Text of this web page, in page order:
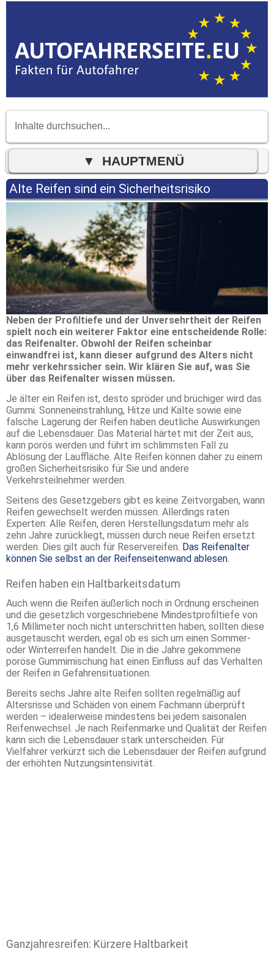
Alte Reifen sind ein Sicherheitsrisiko
Neben der Profiltiefe und der Unversehrtheit der Reifen
spielt noch ein weiterer Faktor eine entscheidende Rolle:
das Reifenalter. Obwohl der Reifen scheinbar
einwandfrei ist, kann dieser aufgrund des Alters nicht
mehr verkehrssicher sein. Wir klären Sie auf, was Sie
über das Reifenalter wissen müssen.
Je älter ein Reifen ist, desto spröder und brüchiger wird das
Gummi. Sonneneinstrahlung, Hitze und Kälte sowie eine
falsche Lagerung der Reifen haben deutliche Auswirkungen
auf die Lebensdauer. Das Material härtet mit der Zeit aus,
kann porös werden und führt im schlimmsten Fall zu
Ablösung der Lauffläche. Alte Reifen können daher zu einem
großen Sicherheitsrisiko für Sie und andere
Verkehrsteilnehmer werden.
Seitens des Gesetzgebers gibt es keine Zeitvorgaben, wann
Reifen gewechselt werden müssen. Allerdings raten
Experten: Alle Reifen, deren Herstellungsdatum mehr als
zehn Jahre zurückliegt, müssen durch neue Reifen ersetzt
werden. Dies gilt auch für Reservereifen. Das Reifenalter
können Sie selbst an der Reifenseitenwand ablesen.
Reifen haben ein Haltbarkeitsdatum
Auch wenn die Reifen äußerlich noch in Ordnung erscheinen
und die gesetzlich vorgeschriebene Mindestprofiltiefe von
1,6 Millimeter noch nicht unterschritten haben, sollten diese
ausgetauscht werden, egal ob es sich um einen Sommer-
oder Winterreifen handelt. Die in die Jahre gekommene
poröse Gummimischung hat einen Einfluss auf das Verhalten
der Reifen in Gefahrensituationen.
Bereits sechs Jahre alte Reifen sollten regelmäßig auf
Altersrisse und Schäden von einem Fachmann überprüft
werden – idealerweise mindestens bei jedem saisonalen
Reifenwechsel. Je nach Reifenmarke und Qualität der Reifen
kann sich die Lebensdauer stark unterscheiden. Für
Vielfahrer verkürzt sich die Lebensdauer der Reifen aufgrund
der erhöhten Nutzungsintensivität.
Ganzjahresreifen: Kürzere Haltbarkeit